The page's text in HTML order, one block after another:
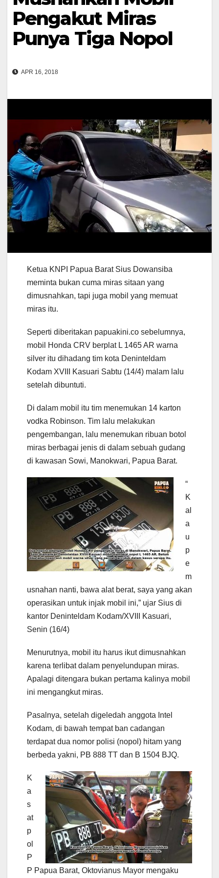
Pengakut Miras
Punya Tiga Nopol
APR 16, 2018
Ketua KNPI Papua Barat Sius Dowansiba
meminta bukan cuma miras sitaan yang
dimusnahkan, tapi juga mobil yang memuat
miras itu.
Seperti diberitakan papuakini.co sebelumnya,
mobil Honda CRV berplat L 1465 AR warna
silver itu dihadang tim kota Deninteldam
Kodam XVIII Kasuari Sabtu (14/4) malam lalu
setelah dibuntuti.
Di dalam mobil itu tim menemukan 14 karton
vodka Robinson. Tim lalu melakukan
pengembangan, lalu menemukan ribuan botol
miras berbagai jenis di dalam sebuah gudang
di kawasan Sowi, Manokwari, Papua Barat.
“
K
al
a
u
p
e
m
usnahan nanti, bawa alat berat, saya yang akan
operasikan untuk injak mobil ini,” ujar Sius di
kantor Deninteldam Kodam/XVIII Kasuari,
Senin (16/4)
Menurutnya, mobil itu harus ikut dimusnahkan
karena terlibat dalam penyelundupan miras.
Apalagi ditengara bukan pertama kalinya mobil
ini mengangkut miras.
Pasalnya, setelah digeledah anggota Intel
Kodam, di bawah tempat ban cadangan
terdapat dua nomor polisi (nopol) hitam yang
berbeda yakni, PB 888 TT dan B 1504 BJQ.
K
a
s
at
p
ol
P
P Papua Barat, Oktovianus Mayor mengaku